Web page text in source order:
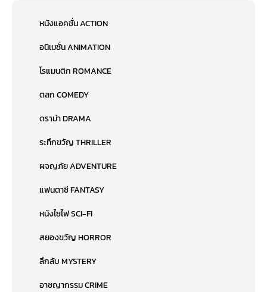
หนังแอคชั่น ACTION
อนิเมชั่น ANIMATION
โรแมนติก ROMANCE
ตลก COMEDY
ดราม่า DRAMA
ระทึกขวัญ THRILLER
ผจญภัย ADVENTURE
แฟนตาซี FANTASY
หนังไซไฟ SCI-FI
สยองขวัญ HORROR
ลึกลับ MYSTERY
อาชญากรรม CRIME